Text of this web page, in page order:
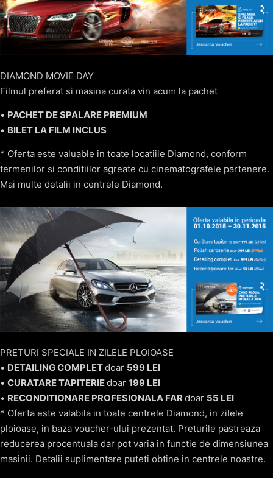
DIAMOND MOVIE DAY
Filmul preferat si masina curata vin acum la pachet
• PACHET DE SPALARE PREMIUM
• BILET LA FILM INCLUS
* Oferta este valuable in toate locatiile Diamond, conform
termenilor si conditiilor agreate cu cinematografele partenere.
Mai multe detalii in centrele Diamond.
PRETURI SPECIALE IN ZILELE PLOIOASE
• DETAILING COMPLETdoar 599 LEI
• CURATARE TAPITERIEdoar 199 LEI
• RECONDITIONARE PROFESIONALA FARdoar 55 LEI
* Oferta este valabila in toate centrele Diamond, in zilele
ploioase, in baza voucher-ului prezentat. Preturile pastreaza
reducerea procentuala dar pot varia in functie de dimensiunea
masinii. Detalii suplimentare puteti obtine in centrele noastre.